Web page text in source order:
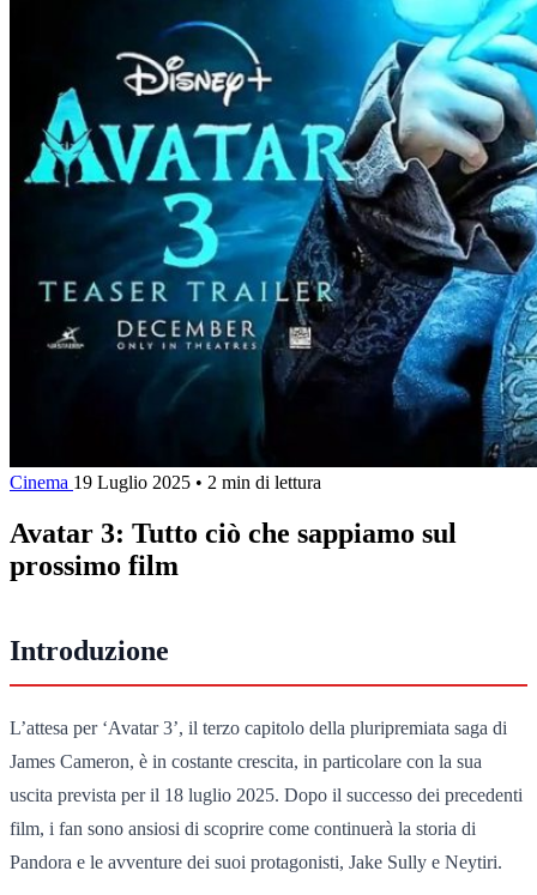
Cinema 19 Luglio 2025 • 2 min di lettura
Avatar 3: Tutto ciò che sappiamo sul
prossimo film
Introduzione
L’attesa per ‘Avatar 3’, il terzo capitolo della pluripremiata saga di
James Cameron, è in costante crescita, in particolare con la sua
uscita prevista per il 18 luglio 2025. Dopo il successo dei precedenti
film, i fan sono ansiosi di scoprire come continuerà la storia di
Pandora e le avventure dei suoi protagonisti, Jake Sully e Neytiri.